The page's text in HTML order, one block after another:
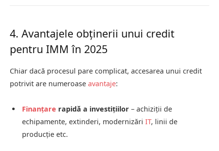
4. Avantajele obținerii unui credit
pentru IMM în 2025
Chiar dacă procesul pare complicat, accesarea unui credit
potrivit are numeroase avantaje:
Finanțare rapidă a investițiilor – achiziții de
echipamente, extinderi, modernizări IT, linii de
producție etc.